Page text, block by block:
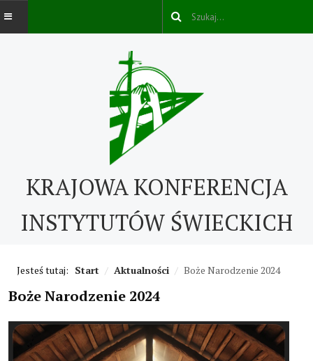
Kontakt
ABC IŚ
Historia IŚ
Cechy IŚ
Dokumenty Kościoła
Instytuty świeckie kleryckie
KRAJOWA KONFERENCJA
INSTYTUTÓW ŚWIECKICH
Jesteś tutaj: Start / Aktualności / Boże Narodzenie 2024
Boże Narodzenie 2024